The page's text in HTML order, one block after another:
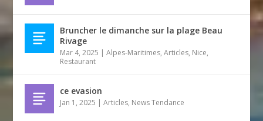
Bruncher le dimanche sur la plage Beau
Rivage
Mar 4, 2025 |Alpes-Maritimes,Articles, Nice,
Restaurant
ce evasion
Jan 1, 2025 |Articles, News Tendance